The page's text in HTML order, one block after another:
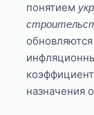
понятием
назначения